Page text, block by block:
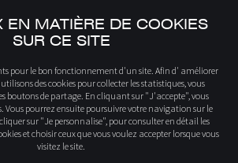
HWAM
EN MATIÈRE DE COOKIES
SUR CE SITE
pour le bon fonctionnement d'un site. Afin d' améliorer
des cookies pour collecter les statistiques, vous
boutons de partage. En cliquant sur "J'accepte", vous
Vous pourrez ensuite poursuivre votre navigation sur le
sur "Je personnalise", pour consulter en détail les
et choisir ceux que vous voulez accepter lorsque vous
visitez le site.